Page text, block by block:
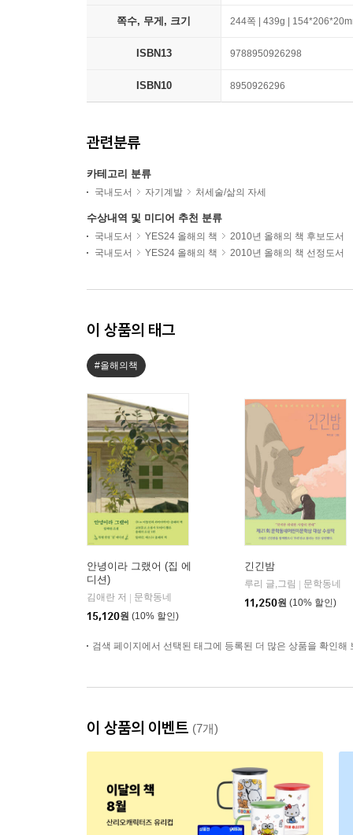
쪽수, 무게, 크기 244쪽 | 439g |
ISBN13 9788950926298
ISBN10 8950926296
관련분류
카테고리 분류
국내도서 자기계발 처세술/삶의 자세
수상내역 및 미디어 추천 분류
국내도서 YES24 올해의 책
2010년 올해의 책 후보도서
국내도서
YES24 올해의 책 2010년 올해의 책 선정도서
이 상품의 태그
#올해의책
안녕이라 그랬어 (집 에
디션)
김애란 저
문학동네
15,120원 (10% 할인)
긴긴밤
루리 글,그림
문학동네
11,250원 (10% 할인)
검색 페이지에서 선택된 태그에 등록된 더 많은 상품을 확인해
이 상품의 이벤트 (7개)